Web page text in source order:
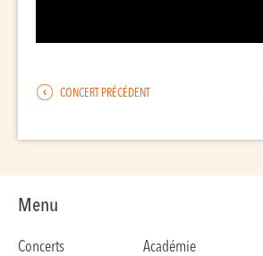
CONCERT PRÉCÉDENT
Menu
Concerts Académie